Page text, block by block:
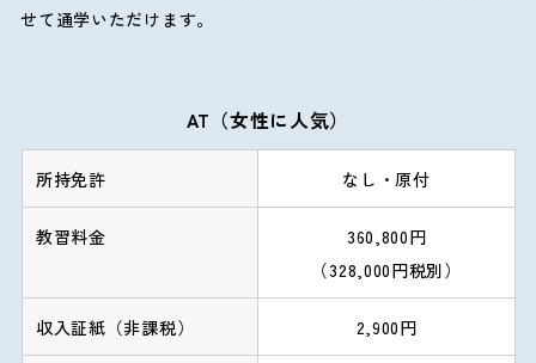
せて通学いただけます。
AT（女性に人気）
なし・原付
360,800円
（328,000円税別）
2,900円